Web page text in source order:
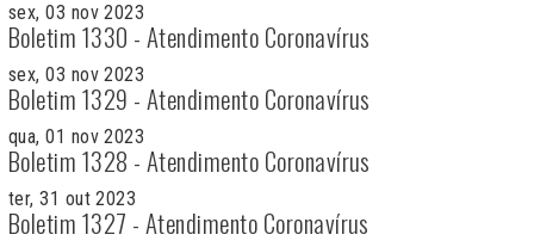
sex, 03 nov 2023
Boletim 1330 - Atendimento Coronavírus
sex, 03 nov 2023
Boletim 1329 - Atendimento Coronavírus
qua, 01 nov 2023
Boletim 1328 - Atendimento Coronavírus
ter, 31 out 2023
Boletim 1327 - Atendimento Coronavírus